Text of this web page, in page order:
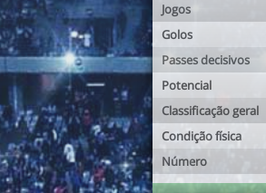
Jogos
Golos
Passes decisivos
Potencial
Classificação geral
Condição física
Número